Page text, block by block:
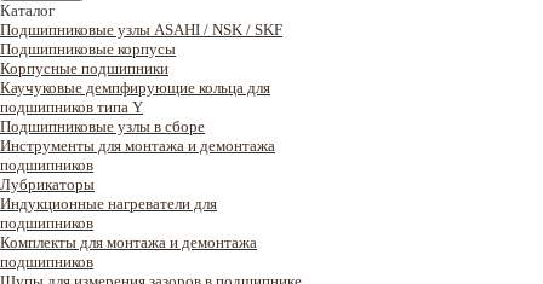
Каталог
Подшипниковые узлы ASAHI / NSK / SKF
Подшипниковые корпусы
Корпусные подшипники
Каучуковые демпфирующие кольца для
подшипников типа Y
Подшипниковые узлы в сборе
Инструменты для монтажа и демонтажа
подшипников
Лубрикаторы
Индукционные нагреватели для
подшипников
Комплекты для монтажа и демонтажа
подшипников